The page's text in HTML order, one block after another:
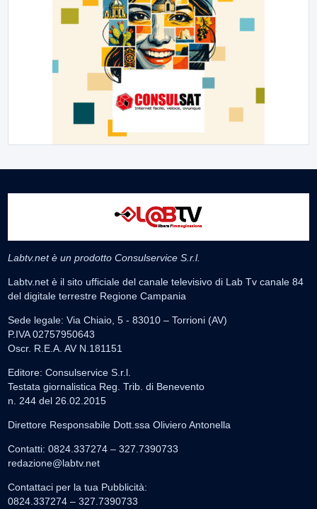
Labtv.net è un prodotto Consulservice S.r.l.
Labtv.net è il sito ufficiale del canale televisivo di Lab Tv canale 84
del digitale terrestre Regione Campania
Sede legale: Via Chiaio, 5 - 83010 – Torrioni (AV)
P.IVA 02757950643
Oscr. R.E.A. AV N.181151
Editore: Consulservice S.r.l.
Testata giornalistica Reg. Trib. di Benevento
n. 244 del 26.02.2015
Direttore Responsabile Dott.ssa Oliviero Antonella
Contatti: 0824.337274 – 327.7390733
redazione@labtv.net
Contattaci per la tua Pubblicità:
0824.337274 – 327.7390733